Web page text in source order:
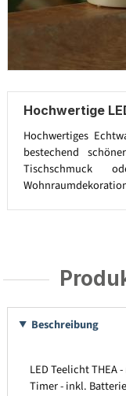
Hochwertige
Hochwertiges
bestechend
Tischschmuck
Beschreibung
LED Teelicht THEA
Timer - inkl.